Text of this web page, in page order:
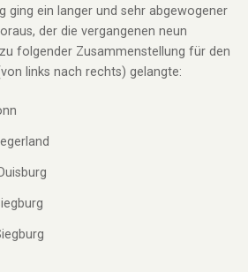
ging ein langer und sehr abgewogener
der die vergangenen neun
folgender Zusammenstellung für den
links nach rechts) gelangte: